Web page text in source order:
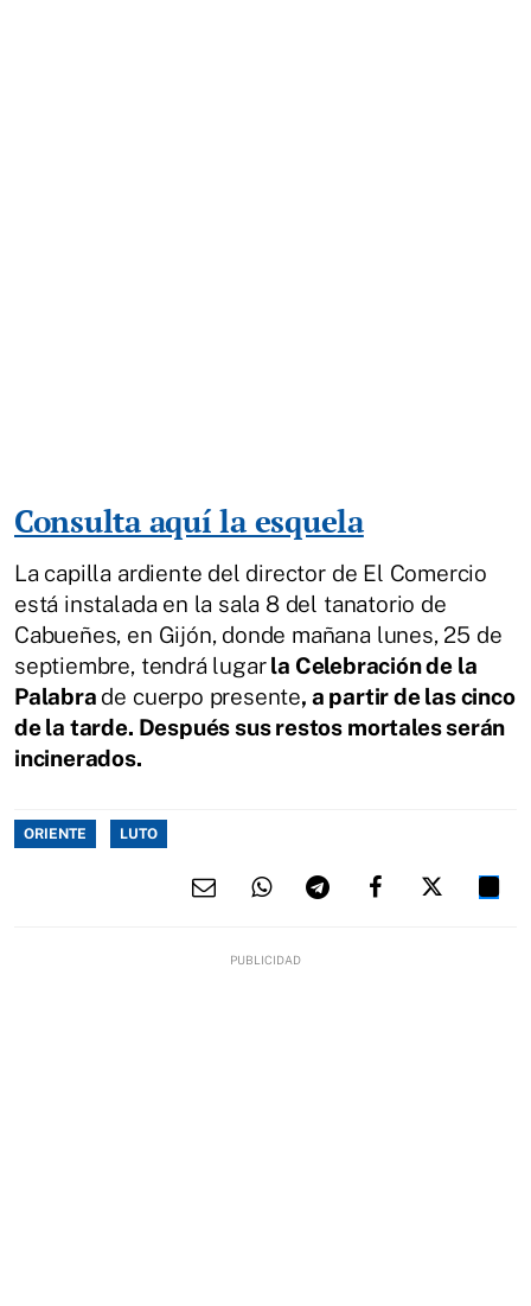
Consulta aquí la esquela
La capilla ardiente del director de El Comercio
está instalada en la sala 8 del tanatorio de
Cabueñes, en Gijón, donde mañana lunes, 25 de
septiembre, tendrá lugarla Celebración de la
Palabra de cuerpo presente, a partir de las cinco
de la tarde. Después sus restos mortales serán
incinerados.
ORIENTE LUTO